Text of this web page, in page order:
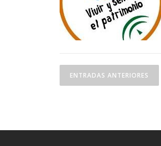
N
a ENTRADAS ANTERIORES